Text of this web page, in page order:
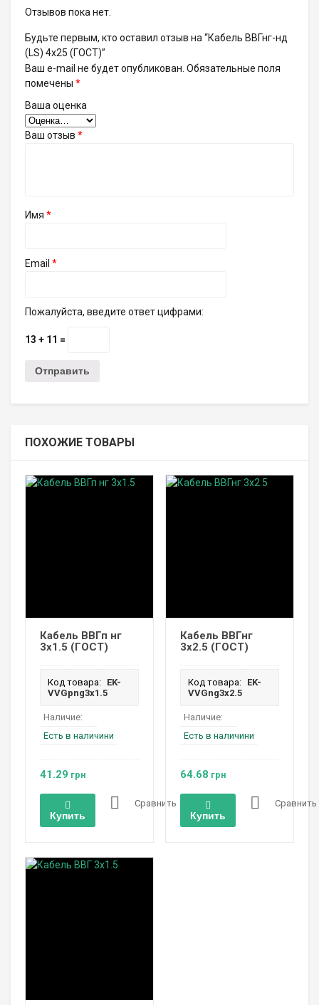
Отзывов пока нет.
Будьте первым, кто оставил отзыв на “Кабель ВВГнг-нд
(LS) 4х25 (ГОСТ)”
Ваш e-mail не будет опубликован. Обязательные поля
помечены *
Ваша оценка
Ваш отзыв *
Имя *
Email *
Пожалуйста, введите ответ цифрами:
13 + 11 =
ПОХОЖИЕ ТОВАРЫ
Кабель ВВГп нг
3х1.5 (ГОСТ)
Код товара: EK-
VVGpng3х1.5
Наличие:
Есть в наличини
41.29 грн
Купить
Сравнить
Кабель ВВГнг
3х2.5 (ГОСТ)
Код товара:
EK-
VVGng3х2.5
Наличие:
Есть в наличини
64.68 грн
Купить
Сравнить